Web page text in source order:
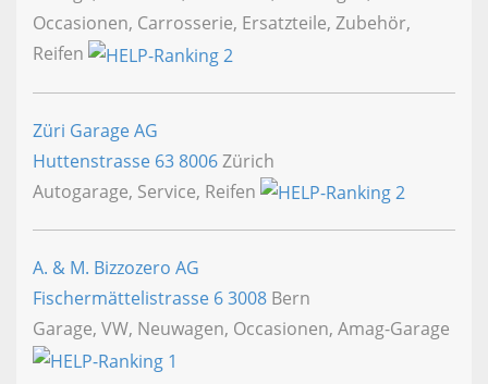
Occasionen, Carrosserie, Ersatzteile, Zubehör,
Reifen
Züri Garage AG
Huttenstrasse 638006Zürich
Autogarage, Service, Reifen
A. & M. Bizzozero AG
Fischermättelistrasse 63008 Bern
Garage, VW, Neuwagen, Occasionen, Amag-Garage